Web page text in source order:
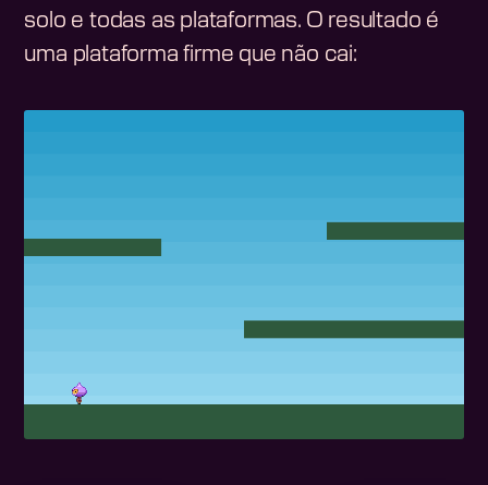
solo e todas as plataformas. O resultado é
uma plataforma firme que não cai: